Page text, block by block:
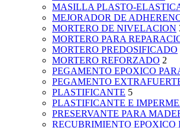
MASILLA PLASTO-
MEJORADOR DE
MORTERO DE NIVELACION
MORTERO PARA
MORTERO PREDOSIFICADO
MORTERO REFORZADO 2
PEGAMENTO EPOXICO
PEGAMENTO
PLASTIFICANTE 5
PLASTIFICANTE E
PRESERVANTE PARA
RECUBRIMIENTO EPOXICO